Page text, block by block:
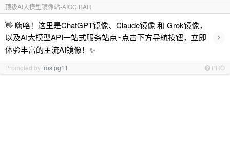
顶级AI大模型镜像站-AIGC.BAR
👋 嗨咯！这里是ChatGPT镜像、Claude镜像 和 Grok镜像，
以及AI大模型API一站式服务站点~点击下方导航按钮，立即
体验丰富的主流AI镜像！✨
›
Promoted byfrostpg11 PRO